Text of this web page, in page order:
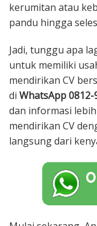
kerumitan atau
pandu hingga
Jadi, tunggu apa
untuk memiliki
mendirikan CV
di WhatsApp 0812-
dan informasi
mendirikan CV
langsung dari